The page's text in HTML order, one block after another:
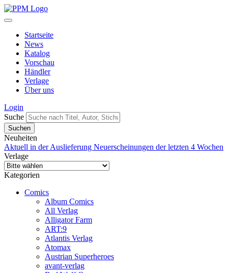
Startseite
News
Katalog
Vorschau
Händler
Verlage
Über uns
Login
Suche
Neuheiten
Aktuell in der Auslieferung Neuerscheinungen der letzten 4 Wochen
Verlage
Kategorien
Comics
Album Comics
All Verlag
Alligator Farm
ART:9
Atlantis Verlag
Atomax
Austrian Superheroes
avant-verlag